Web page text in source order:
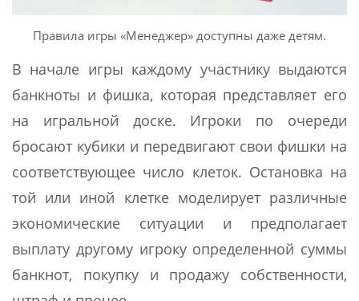
Правила игры «Менеджер» доступны даже детям.
В начале игры каждому участнику выдаются
банкноты и фишка, которая представляет его
на игральной доске. Игроки по очереди
бросают кубики и передвигают свои фишки на
соответствующее число клеток. Остановка на
той или иной клетке моделирует различные
экономические ситуации и предполагает
выплату другому игроку определенной суммы
банкнот, покупку и продажу собственности,